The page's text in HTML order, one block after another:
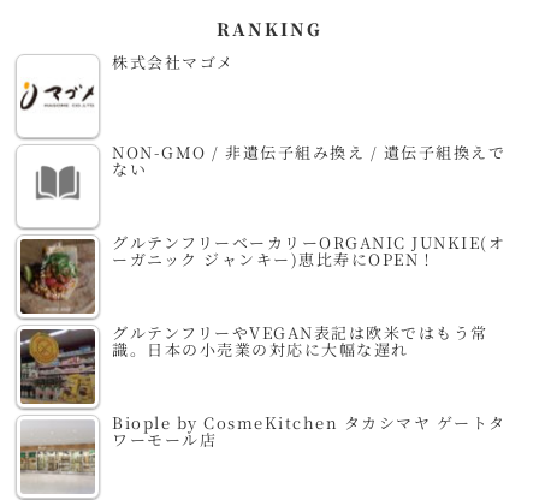
RANKING
株式会社マゴメ
NON-GMO / 非遺伝子組み換え / 遺伝子組換えで
ない
グルテンフリーベーカリーORGANIC JUNKIE(オ
ーガニック ジャンキー)恵比寿にOPEN！
グルテンフリーやVEGAN表記は欧米ではもう常
識。日本の小売業の対応に大幅な遅れ
Biople by CosmeKitchen タカシマヤ ゲートタ
ワーモール店